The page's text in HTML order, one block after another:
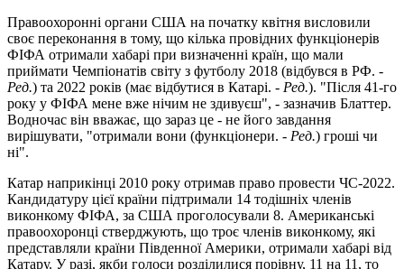
Правоохоронні органи США на початку квітня висловили
своє переконання в тому, що кілька провідних функціонерів
ФІФА отримали хабарі при визначенні країн, що мали
приймати Чемпіонатів світу з футболу 2018 (відбувся в РФ. -
Ред.) та 2022 років (має відбутися в Катарі. - Ред.). "Після 41-го
року у ФІФА мене вже нічим не здивуєш", - зазначив Блаттер.
Водночас він вважає, що зараз це - не його завдання
вирішувати, "отримали вони (функціонери. - Ред.) гроші чи
ні".
Катар наприкінці 2010 року отримав право провести ЧС-2022.
Кандидатуру цієї країни підтримали 14 тодішніх членів
виконкому ФІФА, за США проголосували 8. Американські
правоохоронці стверджують, що троє членів виконкому, які
представляли країни Південної Америки, отримали хабарі від
Катару. У разі, якби голоси розділилися порівну, 11 на 11, то